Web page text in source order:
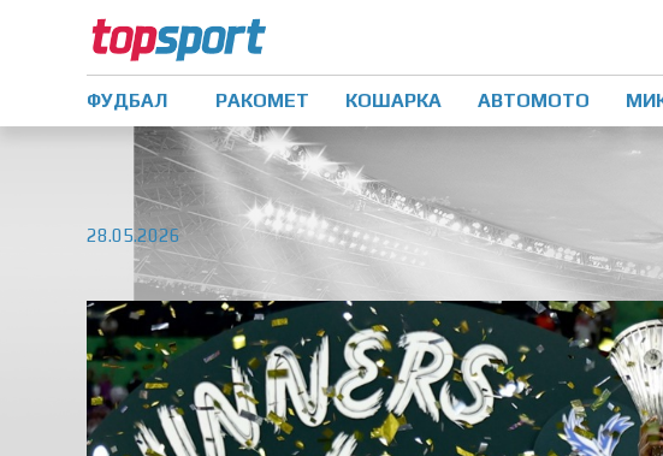
ФУДБАЛ РАКОМЕТ КОШАРКА АВТОМОТО
28.05.2026